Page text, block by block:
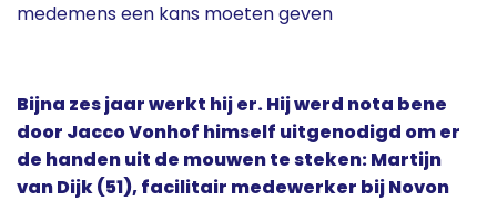
medemens een kans moeten geven
Bijna zes jaar werkt hij er. Hij werd nota bene
door Jacco Vonhof himself uitgenodigd om er
de handen uit de mouwen te steken: Martijn
van Dijk (51), facilitair medewerker bij Novon